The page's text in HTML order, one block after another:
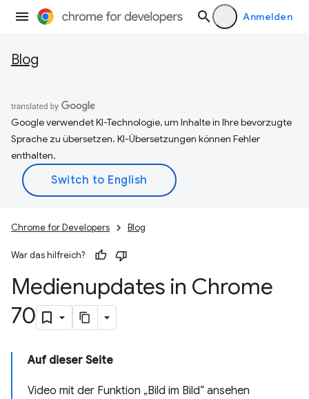
Anmelden
Blog
Google verwendet KI-Technologie, um Inhalte in Ihre bevorzugte
Sprache zu übersetzen. KI-Übersetzungen können Fehler
enthalten.
Chrome for Developers Blog
War das hilfreich?
Medienupdates in Chrome
70
Auf dieser Seite
Video mit der Funktion „Bild im Bild“ ansehen